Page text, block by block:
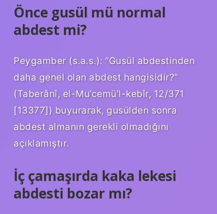
Önce gusül mü normal
abdest mi?
Peygamber (s.a.s.): “Gusül abdestinden
daha genel olan abdest hangisidir?”
(Taberânî, el-Mu’cemü’l-kebîr, 12/371
[13377]) buyurarak, gusülden sonra
abdest almanın gerekli olmadığını
açıklamıştır.
İç çamaşırda kaka lekesi
abdesti bozar mı?